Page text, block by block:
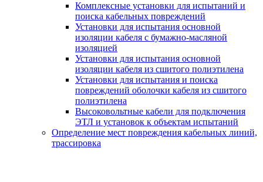
Комплексные установки для испытаний и
поиска кабельных повреждений
Установки для испытания основной
изоляции кабеля с бумажно-масляной
изоляцией
Установки для испытания основной
изоляции кабеля из сшитого полиэтилена
Установки для испытания и поиска
повреждений оболочки кабеля из сшитого
полиэтилена
Высоковольтные кабели для подключения
ЭТЛ и установок к объектам испытаний
Определение мест повреждения кабельных линий,
трассировка